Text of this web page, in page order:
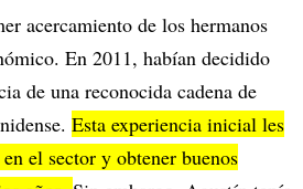
acercamiento de los hermanos
En 2011, habían decidido
de una reconocida cadena de
Esta experiencia inicial les
el sector y obtener buenos